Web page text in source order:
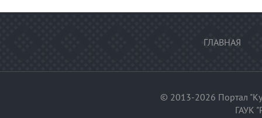
ГЛАВНАЯ
© 2013-2026 Портал
ГАУК